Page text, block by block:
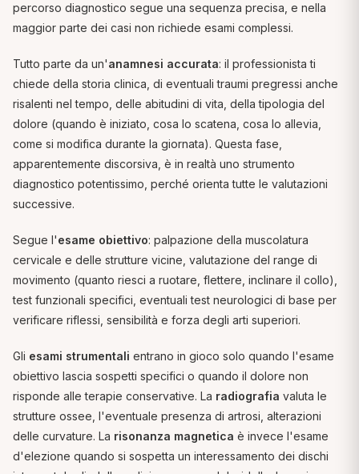
percorso diagnostico segue una sequenza precisa, e nella
maggior parte dei casi non richiede esami complessi.
Tutto parte da un'anamnesi accurata: il professionista ti
chiede della storia clinica, di eventuali traumi pregressi anche
risalenti nel tempo, delle abitudini di vita, della tipologia del
dolore (quando è iniziato, cosa lo scatena, cosa lo allevia,
come si modifica durante la giornata). Questa fase,
apparentemente discorsiva, è in realtà uno strumento
diagnostico potentissimo, perché orienta tutte le valutazioni
successive.
Segue l'esame obiettivo: palpazione della muscolatura
cervicale e delle strutture vicine, valutazione del range di
movimento (quanto riesci a ruotare, flettere, inclinare il collo),
test funzionali specifici, eventuali test neurologici di base per
verificare riflessi, sensibilità e forza degli arti superiori.
Gli esami strumentali entrano in gioco solo quando l'esame
obiettivo lascia sospetti specifici o quando il dolore non
risponde alle terapie conservative. La radiografia valuta le
strutture ossee, l'eventuale presenza di artrosi, alterazioni
delle curvature. La risonanza magnetica è invece l'esame
d'elezione quando si sospetta un interessamento dei dischi